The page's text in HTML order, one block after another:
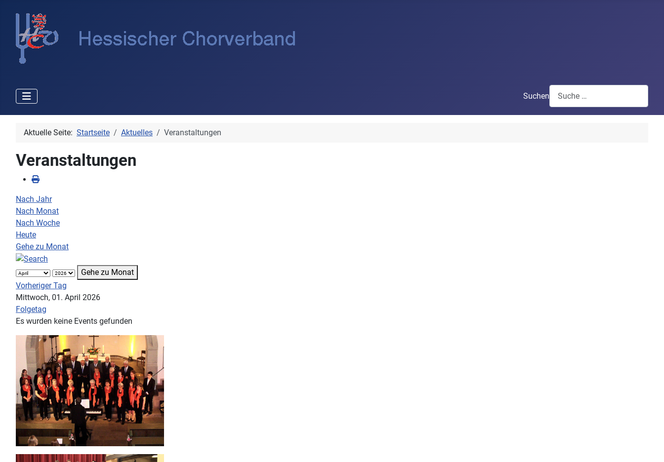
Suchen
Aktuelle Seite: Startseite Aktuelles Veranstaltungen
Veranstaltungen
Nach Jahr
Nach Monat
Nach Woche
Heute
Gehe zu Monat
Gehe zu Monat
Vorheriger Tag
Mittwoch, 01. April 2026
Folgetag
Es wurden keine Events gefunden